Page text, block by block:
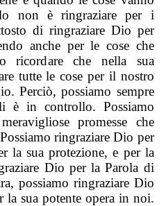
non è ringraziare per i
di ringraziare Dio per
anche per le cose che
ricordare che nella sua
tutte le cose per il nostro
Perciò, possiamo sempre
è in controllo. Possiamo
promesse che
ringraziare Dio per
la sua protezione, e per la
Dio per la Parola di
possiamo ringraziare Dio
la sua potente opera in noi.